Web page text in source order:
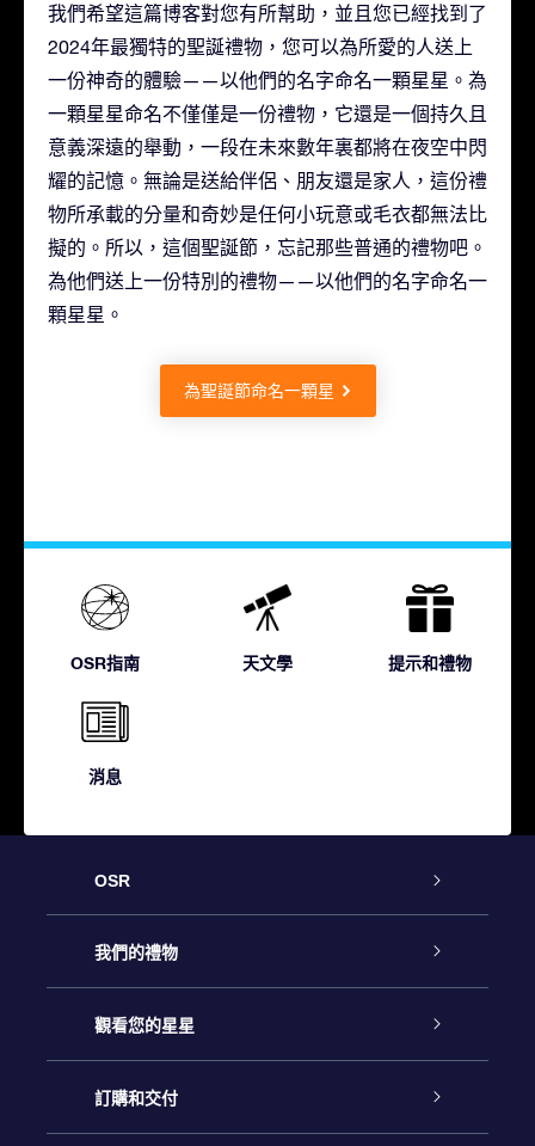
我們希望這篇博客對您有所幫助，並且您已經找到了
2024年最獨特的聖誕禮物，您可以為所愛的人送上
一份神奇的體驗——以他們的名字命名一顆星星。為
一顆星星命名不僅僅是一份禮物，它還是一個持久且
意義深遠的舉動，一段在未來數年裏都將在夜空中閃
耀的記憶。無論是送給伴侶、朋友還是家人，這份禮
物所承載的分量和奇妙是任何小玩意或毛衣都無法比
擬的。所以，這個聖誕節，忘記那些普通的禮物吧。
為他們送上一份特別的禮物——以他們的名字命名一
顆星星。
為聖誕節命名一顆星
OSR指南 天文學 提示和禮物
消息
OSR
客戶服務
聯繫我們
博客
我們的禮物
Online Star禮物
OSR禮物包
觀看您的星星
星星注册
訂購和交付